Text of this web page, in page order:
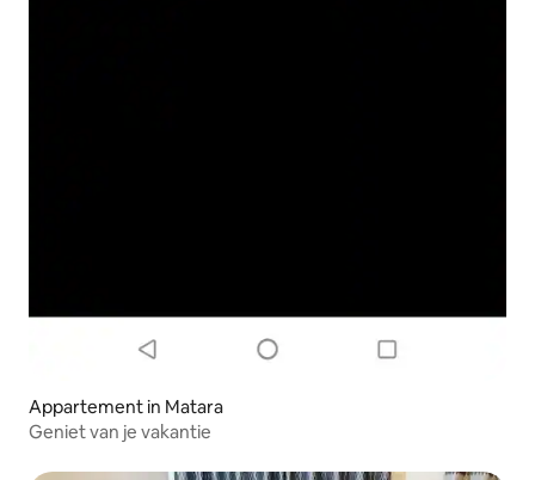
Appartement in Matara
Geniet van je vakantie